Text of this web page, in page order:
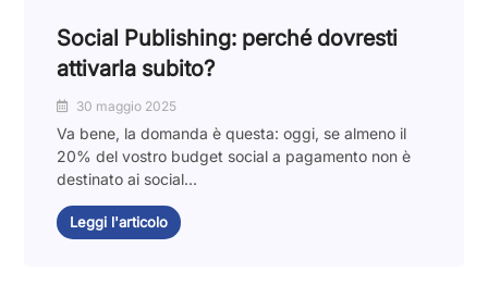
Social Publishing: perché dovresti
attivarla subito?
30 maggio 2025
Va bene, la domanda è questa: oggi, se almeno il
20% del vostro budget social a pagamento non è
destinato ai social...
Leggi l'articolo